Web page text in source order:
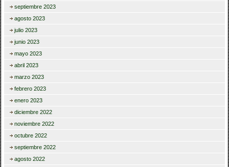
septiembre 2023
agosto 2023
julio 2023
junio 2023
mayo 2023
abril 2023
marzo 2023
febrero 2023
enero 2023
diciembre 2022
noviembre 2022
octubre 2022
septiembre 2022
agosto 2022